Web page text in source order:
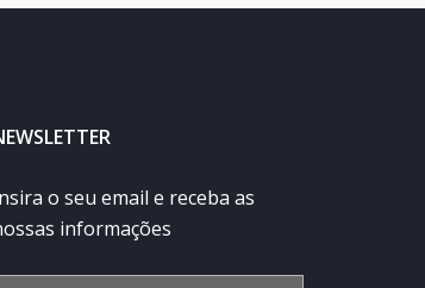
o seu email e receba as
informações